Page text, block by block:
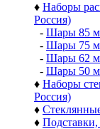
♦ Наборы
Россия)
- Шары 85
- Шары 75
- Шары 62
- Шары 50
♦ Наборы
Россия)
♦
♦